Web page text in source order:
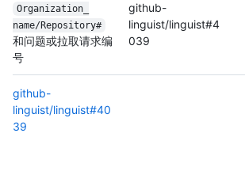
Organization_
name/Repository#
和问题或拉取请求编
号
github-
linguist/linguist#4
039
github-
linguist/linguist#40
39